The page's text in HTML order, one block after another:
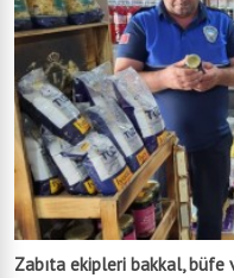
Zabıta ekipleri bakkal,